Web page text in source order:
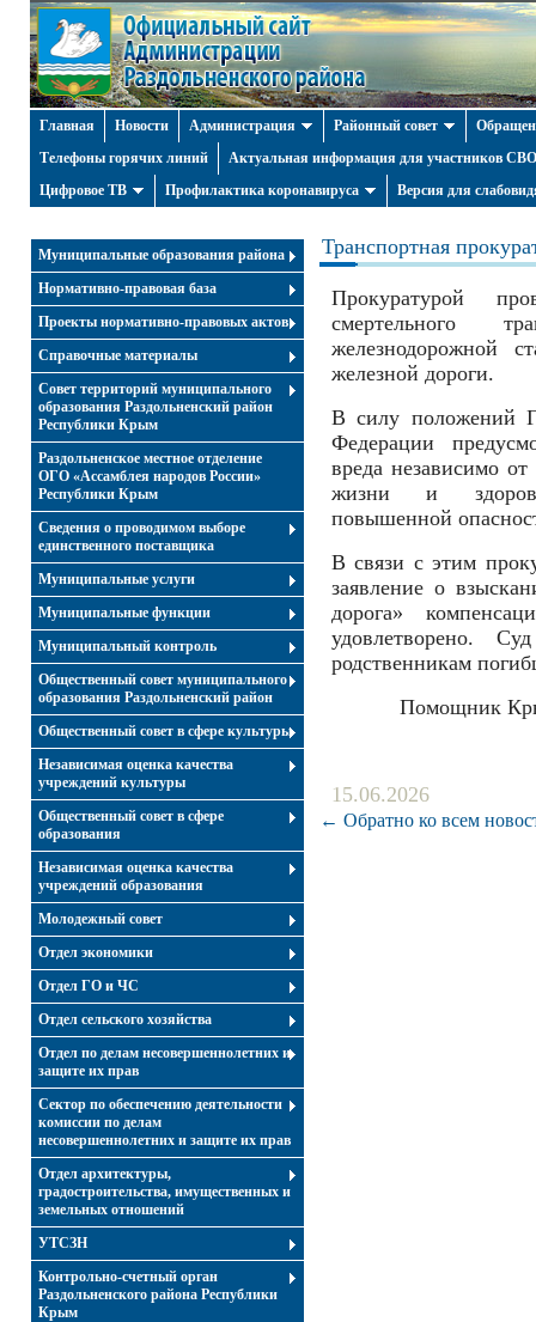
Главная Новости Администрация Районный совет
Телефоны горячих линий
Актуальная информация для участников СВО
Цифровое ТВ
Профилактика коронавируса Версия для
Муниципальные образования района
Нормативно-правовая база
Проекты нормативно-правовых актов
Справочные материалы
Совет территорий муниципального
образования Раздольненский район
Республики Крым
Раздольненское местное отделение
ОГО «Ассамблея народов России»
Республики Крым
Cведения о проводимом выборе
единственного поставщика
Муниципальные услуги
Муниципальные функции
Муниципальный контроль
Общественный совет муниципального
образования Раздольненский район
Общественный совет в сфере культуры
Независимая оценка качества
учреждений культуры
Общественный совет в сфере
образования
Независимая оценка качества
учреждений образования
Молодежный совет
Отдел экономики
Отдел ГО и ЧС
Отдел сельского хозяйства
Отдел по делам несовершеннолетних и
защите их прав
Сектор по обеспечению деятельности
комиссии по делам
несовершеннолетних и защите их прав
Отдел архитектуры,
градостроительства, имущественных и
земельных отношений
УТСЗН
Контрольно-счетный орган
Раздольненского района Республики
Крым
Транспортная
Прокуратурой
смертельного
железнодорожной
железной дороги.
В силу положений
Федерации
вреда независимо
жизни и
повышенной
В связи с этим
заявление о
дорога»
удовлетворено.
родственникам
Помощник
15.06.2026
← Обратно ко всем